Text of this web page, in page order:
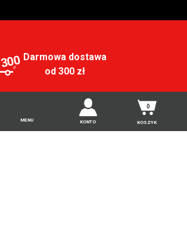
MENU KONTO
0
KOSZYK
300 Darmowa dostawa
od 300 zł
Wysyłka 24h